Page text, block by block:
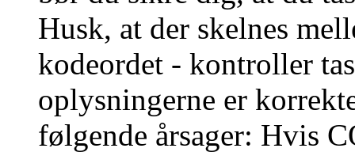
Husk, at der skelnes
kodeordet - kontroller
oplysningerne er
følgende årsager: Hvis